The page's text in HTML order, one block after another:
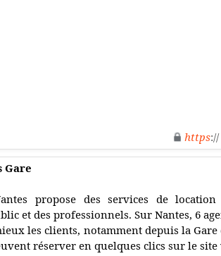
https
Gare
propose des services de
et des professionnels. Sur Nantes, 6
les clients, notamment depuis la Gare
réserver en quelques clics sur le site